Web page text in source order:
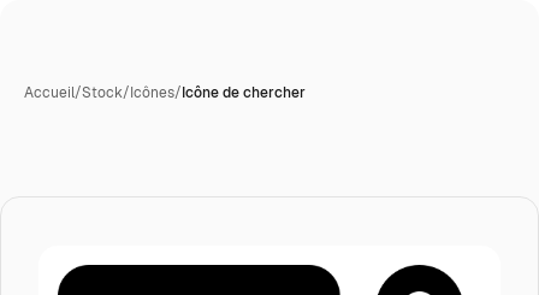
Accueil/Stock/Icônes/Icône de chercher